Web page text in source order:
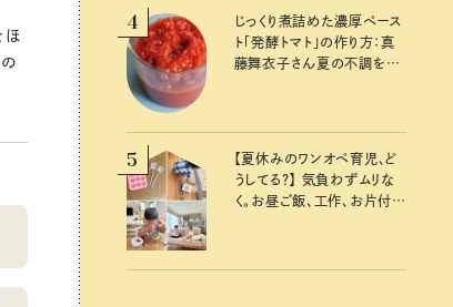
ほ
4
じっくり煮詰めた濃厚ペース
ト「発酵トマト」の作り方：真
藤舞衣子さん夏の不調を整
5
【夏休みのワンオペ育児、ど
うしてる？】 気負わずムリな
く。お昼ご飯、工作、お片付け